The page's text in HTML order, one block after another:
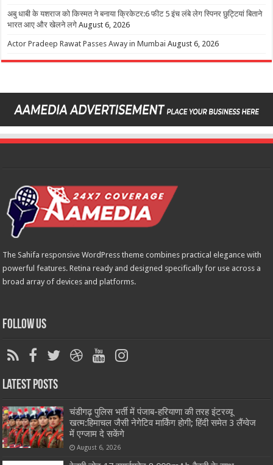
अबु धाबी के यशराज को किस्मत ने बनाया क्रिकेटर:6 फीट 5 इंच लंबे लेग स्पिनर छुट्टियां बिताने
भारत आए और खेलने लगे August 6, 2026
Actor Pradeep Rawat Passes Away in Mumbai August 6, 2026
The Sahifa responsive WordPress theme combines practical elegance with
powerful features. Retina ready and designed specifically for use across a
broad array of devices and platforms.
Follow Us
Latest Posts
चंडीगढ़ पुलिस भर्ती में पंजाब-हरियाणा की तरह इंटरव्यू
खत्म:हिमाचल जैसी नेगेटिव मार्किंग होगी; हिंदी समेत 3 लैंग्वेज
में एग्जाम दे सकेंगे
August 6, 2026